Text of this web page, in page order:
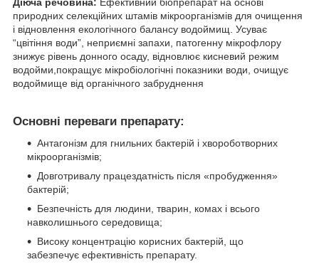
Діюча речовина: Ефективний біопрепарат на основі
природних селекційних штамів мікроорганізмів для очищення
і відновлення екологічного балансу водоймищ. Усуває
“цвітіння води”, неприємні запахи, патогенну мікрофлору
знижує рівень донного осаду, відновлює кисневий режим
водойми,покращує мікробіологічні показники води, очищує
водоймище від органічного забруднення
Основні переваги препарату:
Антагонізм для гнильних бактерій і хвороботворних
мікроорганізмів;
Довготривалу працездатність після «пробудження»
бактерій;
Безпечність для людини, тварин, комах і всього
навколишнього середовища;
Високу концентрацію корисних бактерій, що
забезпечує ефективність препарату.